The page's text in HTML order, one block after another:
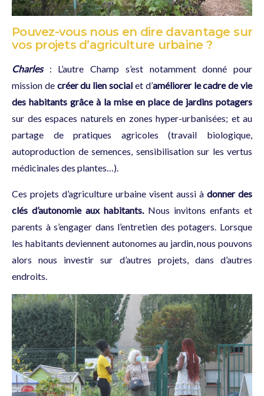
Pouvez-vous nous en dire davantage sur
vos projets d’agriculture urbaine ?
Charles : L’autre Champ s’est notamment donné pour
mission de créer du lien social et d’améliorer le cadre de vie
des habitants grâce à la mise en place de jardins potagers
sur des espaces naturels en zones hyper-urbanisées; et au
partage de pratiques agricoles (travail biologique,
autoproduction de semences, sensibilisation sur les vertus
médicinales des plantes…).
Ces projets d’agriculture urbaine visent aussi à donner des
clés d’autonomie aux habitants.Nous invitons enfants et
parents à s’engager dans l’entretien des potagers. Lorsque
les habitants deviennent autonomes au jardin, nous pouvons
alors nous investir sur d’autres projets, dans d’autres
endroits.